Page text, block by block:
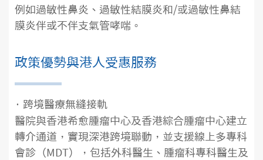
例如過敏性鼻炎、過敏性結膜炎和/或過敏性鼻結
膜炎伴或不伴支氣管哮喘。
政策優勢與港人受惠服務
· 跨境醫療無縫接軌
醫院與香港希愈腫瘤中心及香港綜合腫瘤中心建立
轉介通道，實現深港跨境聯動，並支援線上多專科
會診（MDT），包括外科醫生、腫瘤科專科醫生及